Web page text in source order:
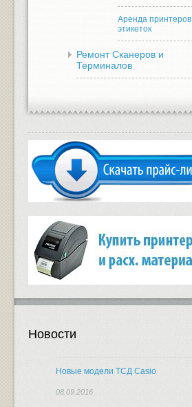
Аренда принтеров
этикеток
Ремонт Сканеров и
Терминалов
Новости
Новые модели ТСД Casio
08.09.2016